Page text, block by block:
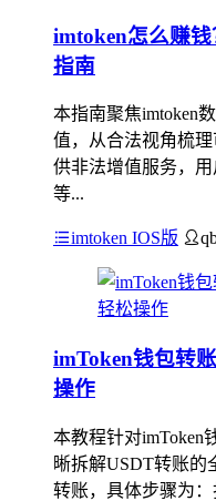
imtoken怎么赚
指南
本指南聚焦imtoken
值，从合法视角梳
供非法增值服务，
等...
imtoken IOS版
imToken钱包转
操作
本教程针对imToken
晰拆解USDT转账的
转账，具体步骤为：